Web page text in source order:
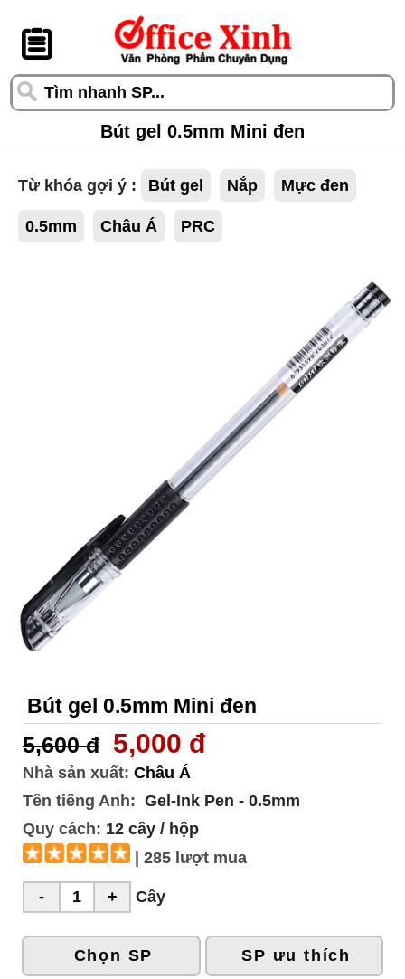
󰆎
Bút gel 0.5mm Mini đen
Từ khóa gợi ý : Bút gel Nắp Mực đen
0.5mm Châu Á PRC
Bút gel 0.5mm Mini đen
5,600 đ 5,000 đ
Nhà sản xuất: Châu Á
Tên tiếng Anh: Gel-Ink Pen - 0.5mm
Quy cách: 12 cây / hộp
| 285 lượt mua
Cây
Chọn SP SP ưu thích